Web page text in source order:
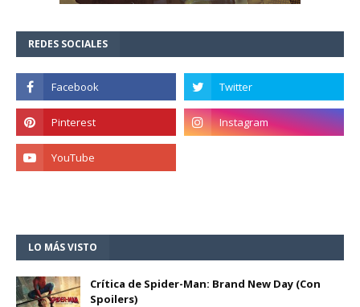
REDES SOCIALES
LO MÁS VISTO
Crítica de Spider-Man: Brand New Day (Con
Spoilers)